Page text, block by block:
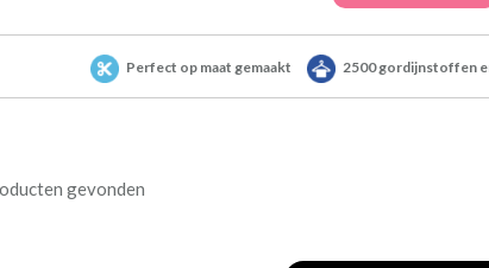
Perfect op maat gemaakt 2500 gordijnstoffen
gevonden